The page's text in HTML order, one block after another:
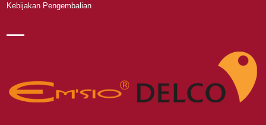
Kebijakan Pengembalian